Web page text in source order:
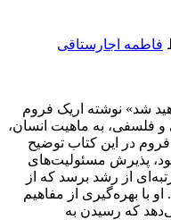
فاطمه اجارستاقی
شد» نوشته اریک فروم
فلسفی، به ماهیت انسان،
فروم در این کتاب توضیح
پذیرش مسئولیت‌های
از رشد برسد که از
با بهره‌گیری از مفاهیم
که رسیدن به